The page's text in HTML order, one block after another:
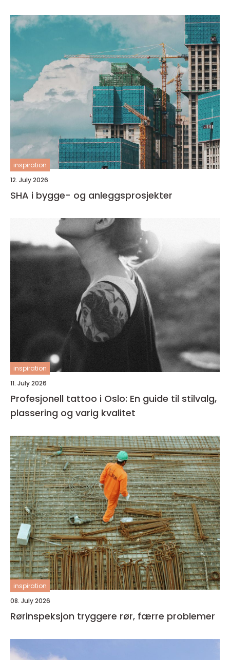
inspiration
12. July 2026
SHA i bygge- og anleggsprosjekter
inspiration
11. July 2026
Profesjonell tattoo i Oslo: En guide til stilvalg,
plassering og varig kvalitet
inspiration
08. July 2026
Rørinspeksjon tryggere rør, færre problemer